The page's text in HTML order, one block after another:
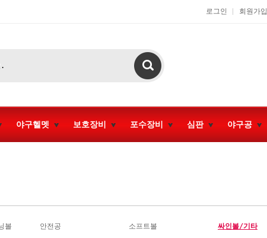
로그인 회원가입
야구헬멧 보호장비 포수장비 심판 야구공
볼 안전공 소프트볼 싸인볼/기타